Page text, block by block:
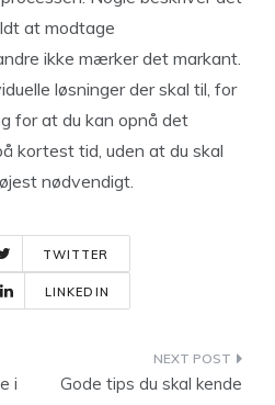
at modtage
ikke mærker det markant.
løsninger der skal til, for
for at du kan opnå det
kortest tid, uden at du skal
nødvendigt.
TWITTER
LINKEDIN
i
Gode tips du skal kende